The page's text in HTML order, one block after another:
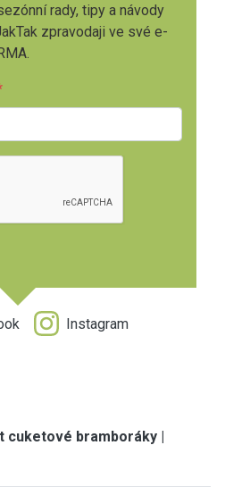
rady, tipy a návody
zpravodaji ve své e-
Instagram
cuketové bramboráky |